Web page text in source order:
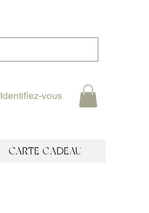
Identifiez-vous
CARTE CADEAU